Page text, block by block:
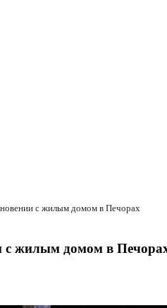
с жилым домом в Печорах
с жилым домом в